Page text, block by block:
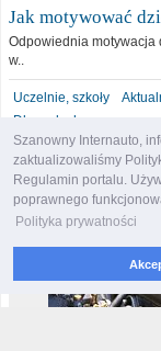
Szanowny Internauto,
zaktualizowaliśmy
Regulamin portalu.
poprawnego
Polityka prywatności
Jak motywować
Odpowiednia motywacja
w..
Uczelnie, szkoły
Dla malucha
motoryzacja